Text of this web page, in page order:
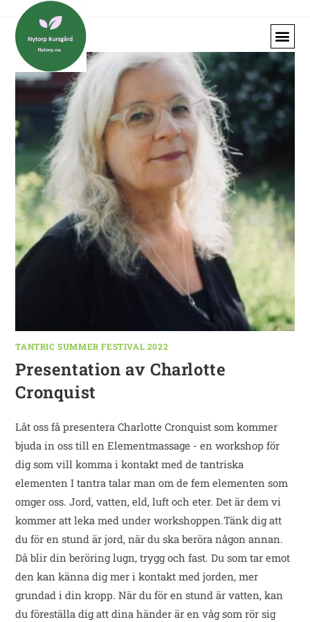
TANTRIC SUMMER FESTIVAL 2022
Presentation av Charlotte
Cronquist
Låt oss få presentera Charlotte Cronquist som kommer
bjuda in oss till en Elementmassage - en workshop för
dig som vill komma i kontakt med de tantriska
elementen I tantra talar man om de fem elementen som
omger oss. Jord, vatten, eld, luft och eter. Det är dem vi
kommer att leka med under workshoppen.Tänk dig att
du för en stund är jord, när du ska beröra någon annan.
Då blir din beröring lugn, trygg och fast. Du som tar emot
den kan känna dig mer i kontakt med jorden, mer
grundad i din kropp. När du för en stund är vatten, kan
du föreställa dig att dina händer är en våg som rör sig